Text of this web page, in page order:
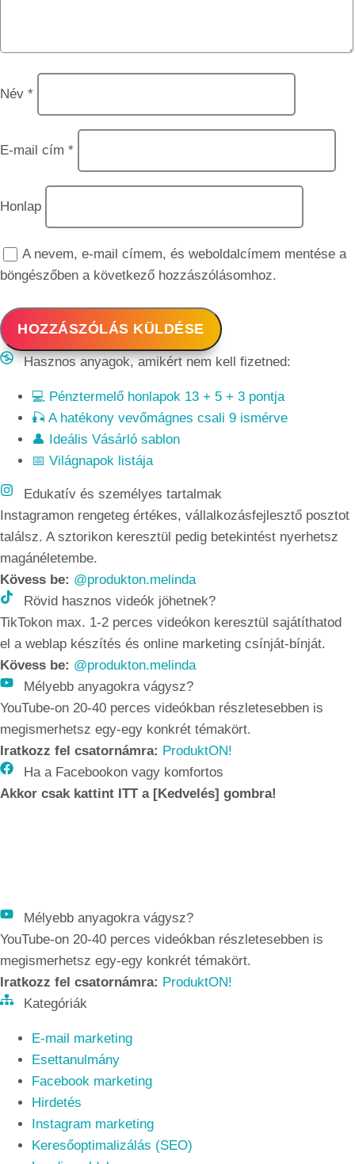
Név *
E-mail cím *
Honlap
A nevem, e-mail címem, és weboldalcímem mentése a
böngészőben a következő hozzászólásomhoz.
Hasznos anyagok, amikért nem kell fizetned:
💻 Pénztermelő honlapok 13 + 5 + 3 pontja
🎣 A hatékony vevőmágnes csali 9 ismérve
👤 Ideális Vásárló sablon
📅 Világnapok listája
Edukatív és személyes tartalmak
Instagramon rengeteg értékes, vállalkozásfej­lesztő posztot
találsz. A sztorikon keresztül pedig betekintést nyerhetsz
magánéletembe.
Kövess be: @produkton.melinda
Rövid hasznos videók jöhetnek?
TikTokon max. 1-2 perces videókon keresztül sajátíthatod
el a weblap készítés és online marketing csínját-bínját.
Kövess be: @produkton.melinda
Mélyebb anyagokra vágysz?
YouTube-on 20-40 perces videókban részletesebben is
megismerhetsz egy-egy konkrét témakört.
Iratkozz fel csatornámra: ProduktON!
Ha a Facebookon vagy komfortos
Akkor csak kattint ITT a [Kedvelés] gombra!
Mélyebb anyagokra vágysz?
YouTube-on 20-40 perces videókban részletesebben is
megismerhetsz egy-egy konkrét témakört.
Iratkozz fel csatornámra: ProduktON!
Kategóriák
E-mail marketing
Esettanulmány
Facebook marketing
Hirdetés
Instagram marketing
Keresőoptimalizálás (SEO)